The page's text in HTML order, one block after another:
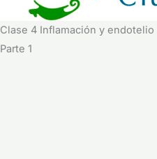
Clase 4 Inflamación y endotelio
Parte 1